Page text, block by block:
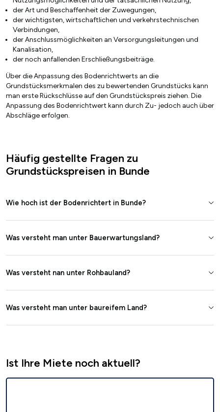
der Art und Beschaffenheit der Zuwegungen,
der wichtigsten, wirtschaftlichen und verkehrstechnischen
Verbindungen,
der Anschlussmöglichkeiten an Versorgungsleitungen und
Kanalisation,
der noch anfallenden Erschließungsbeiträge.
Über die Anpassung des Bodenrichtwerts an die
Grundstücksmerkmalen des zu bewertenden Grundstücks kann
man erste Rückschlüsse auf den Grundstückspreis ziehen. Die
Anpassung des Bodenrichtwert kann durch Zu- jedoch auch über
Abschläge erfolgen.
Häufig gestellte Fragen zu
Grundstückspreisen in Bunde
Wie hoch ist der Bodenrichtert in Bunde?
Was versteht man unter Bauerwartungsland?
Was versteht nan unter Rohbauland?
Was versteht man unter baureifem Land?
Ist Ihre Miete noch aktuell?